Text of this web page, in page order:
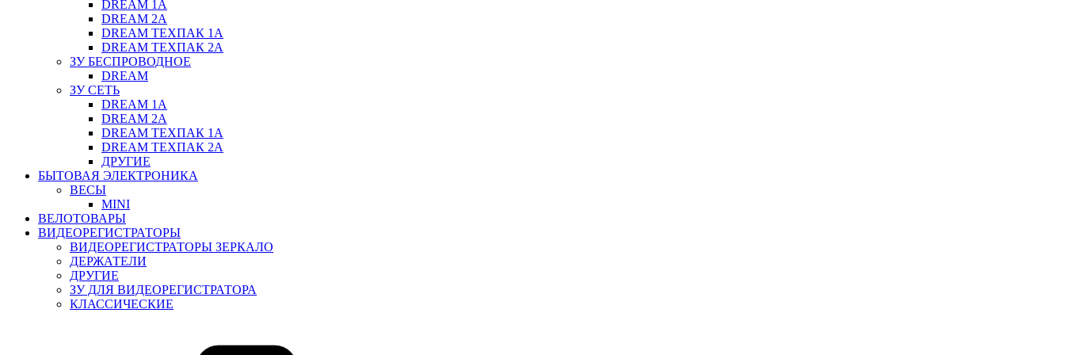
DREAM 1A
DREAM 2A
DREAM ТЕХПАК 1A
DREAM ТЕХПАК 2A
ЗУ БЕСПРОВОДНОЕ
DREAM
ЗУ СЕТЬ
DREAM 1A
DREAM 2A
DREAM ТЕХПАК 1A
DREAM ТЕХПАК 2A
ДРУГИЕ
БЫТОВАЯ ЭЛЕКТРОНИКА
ВЕСЫ
MINI
ВЕЛОТОВАРЫ
ВИДЕОРЕГИСТРАТОРЫ
ВИДЕОРЕГИСТРАТОРЫ ЗЕРКАЛО
ДЕРЖАТЕЛИ
ДРУГИЕ
ЗУ ДЛЯ ВИДЕОРЕГИСТРАТОРА
КЛАССИЧЕСКИЕ